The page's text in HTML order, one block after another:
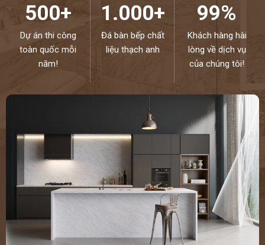
500+
Dự án thi công
toàn quốc mỗi
năm!
1.000+
Đá bàn bếp chất
liệu thạch anh
99%
Khách hàng hài
lòng về dịch vụ
của chúng tôi!